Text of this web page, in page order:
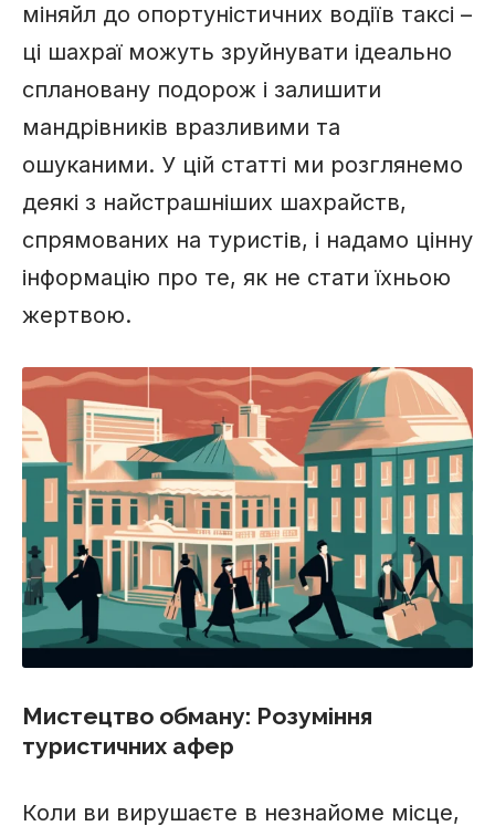
міняйл до опортуністичних водіїв таксі –
ці шахраї можуть зруйнувати ідеально
сплановану подорож і залишити
мандрівників вразливими та
ошуканими. У цій статті ми розглянемо
деякі з найстрашніших шахрайств,
спрямованих на туристів, і надамо цінну
інформацію про те, як не стати їхньою
жертвою.
Мистецтво обману: Розуміння
туристичних афер
Коли ви вирушаєте в незнайоме місце,